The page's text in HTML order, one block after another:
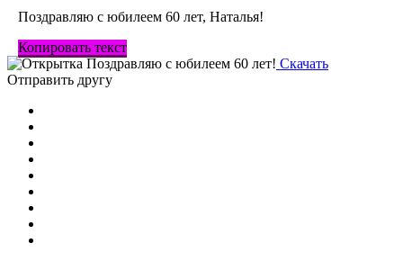
Поздравляю с юбилеем 60 лет, Наталья!
Копировать текст
Скачать
Отправить другу